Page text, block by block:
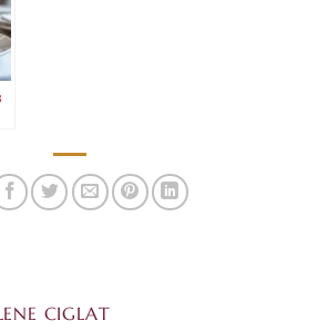
CIGLAT